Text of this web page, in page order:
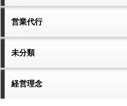
営業代行
未分類
経営理念